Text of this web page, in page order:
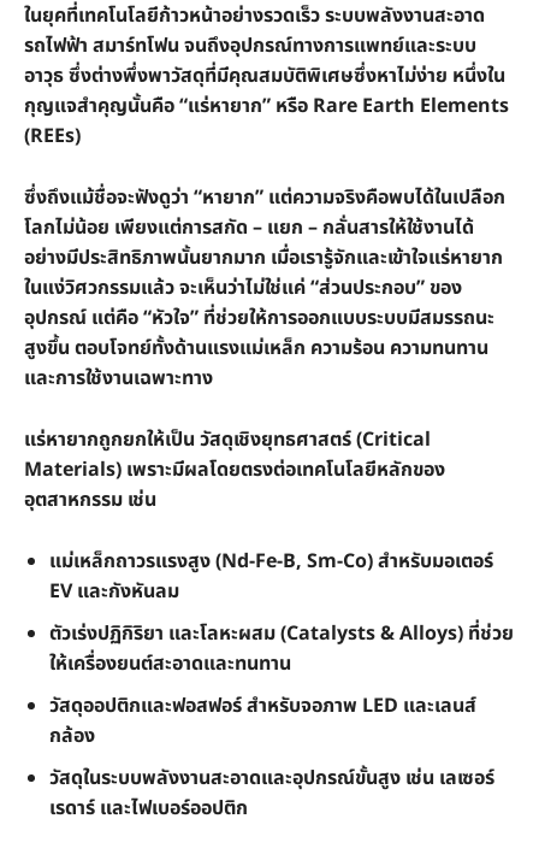
ในยุคที่เทคโนโลยีก้าวหน้าอย่างรวดเร็ว ระบบพลังงานสะอาด
รถไฟฟ้า สมาร์ทโฟน จนถึงอุปกรณ์ทางการแพทย์และระบบ
อาวุธ ซึ่งต่างพึ่งพาวัสดุที่มีคุณสมบัติพิเศษซึ่งหาไม่ง่าย หนึ่งใน
กุญแจสำคุญนั้นคือ “แร่หายาก” หรือ Rare Earth Elements
(REEs)
ซึ่งถึงแม้ชื่อจะฟังดูว่า “หายาก” แต่ความจริงคือพบได้ในเปลือก
โลกไม่น้อย เพียงแต่การสกัด – แยก – กลั่นสารให้ใช้งานได้
อย่างมีประสิทธิภาพนั้นยากมาก เมื่อเรารู้จักและเข้าใจแร่หายาก
ในแง่วิศวกรรมแล้ว จะเห็นว่าไม่ใช่แค่ “ส่วนประกอบ” ของ
อุปกรณ์ แต่คือ “หัวใจ” ที่ช่วยให้การออกแบบระบบมีสมรรถนะ
สูงขึ้น ตอบโจทย์ทั้งด้านแรงแม่เหล็ก ความร้อน ความทนทาน
และการใช้งานเฉพาะทาง
แร่หายากถูกยกให้เป็น วัสดุเชิงยุทธศาสตร์ (Critical
Materials) เพราะมีผลโดยตรงต่อเทคโนโลยีหลักของ
อุตสาหกรรม เช่น
แม่เหล็กถาวรแรงสูง (Nd-Fe-B, Sm-Co) สำหรับมอเตอร์
EV และกังหันลม
ตัวเร่งปฏิกิริยา และโลหะผสม (Catalysts & Alloys) ที่ช่วย
ให้เครื่องยนต์สะอาดและทนทาน
วัสดุออปติกและฟอสฟอร์ สำหรับจอภาพ LED และเลนส์
กล้อง
วัสดุในระบบพลังงานสะอาดและอุปกรณ์ขั้นสูง เช่น เลเซอร์
เรดาร์ และไฟเบอร์ออปติก